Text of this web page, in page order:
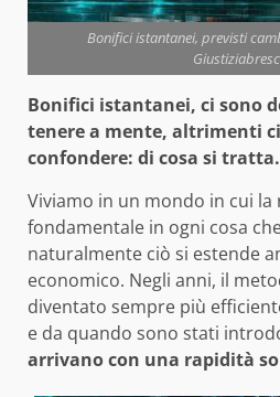
Bonifici istantanei, previsti
Bonifici istantanei, ci sono
tenere a mente, altrimenti
confondere: di cosa si tratta.
Viviamo in un mondo in cui
fondamentale in ogni cosa
naturalmente ciò si estende
economico. Negli anni, il
diventato sempre più
e da quando sono stati
arrivano con una rapidità